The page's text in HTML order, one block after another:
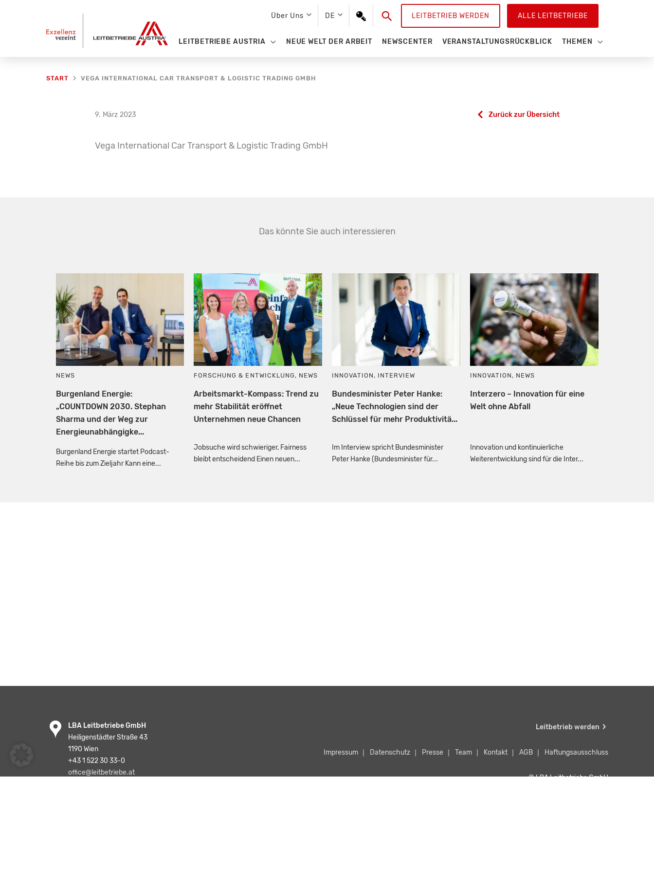
Über Uns DE SuchenLEITBETRIEB WERDEN ALLE LEITBETRIEBE
LEITBETRIEBE AUSTRIA NEUE WELT DER ARBEIT NEWSCENTER VERANSTALTUNGSRÜCKBLICK THEMEN
START VEGA INTERNATIONAL CAR TRANSPORT & LOGISTIC TRADING GMBH
9. März 2023 Zurück zur Übersicht
Vega International Car Transport & Logistic Trading GmbH
Das könnte Sie auch interessieren
NEWS
Burgenland Energie:
„COUNTDOWN 2030. Stephan
Sharma und der Weg zur
Energieunabhängigke...
Burgenland Energie startet Podcast-
Reihe bis zum Zieljahr Kann eine...
FORSCHUNG & ENTWICKLUNG, NEWS
Arbeitsmarkt-Kompass: Trend zu
mehr Stabilität eröffnet
Unternehmen neue Chancen
Jobsuche wird schwieriger, Fairness
bleibt entscheidend Einen neuen...
INNOVATION, INTERVIEW
Bundesminister Peter Hanke:
„Neue Technologien sind der
Schlüssel für mehr Produktivitä...
Im Interview spricht Bundesminister
Peter Hanke (Bundesminister für...
INNOVATION, NEWS
Interzero – Innovation für eine
Welt ohne Abfall
Innovation und kontinuierliche
Weiterentwicklung sind für die Inter...
LBA Leitbetriebe GmbH
Heiligenstädter Straße 43
1190 Wien
+43 1 522 30 33-0
office@leitbetriebe.at
Leitbetrieb werden
Impressum Datenschutz Presse Team Kontakt AGB Haftungsausschluss
© LBA Leitbetriebe GmbH